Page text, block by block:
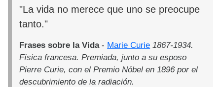
"La vida no merece que uno se preocupe
tanto."
Frases sobre la Vida- Marie Curie 1867-1934.
Física francesa. Premiada, junto a su esposo
Pierre Curie, con el Premio Nóbel en 1896 por el
descubrimiento de la radiación.